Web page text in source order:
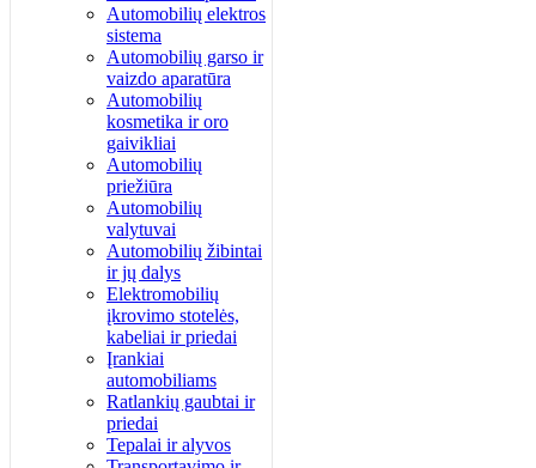
Automobilių elektros
sistema
Automobilių garso ir
vaizdo aparatūra
Automobilių
kosmetika ir oro
gaivikliai
Automobilių
priežiūra
Automobilių
valytuvai
Automobilių žibintai
ir jų dalys
Elektromobilių
įkrovimo stotelės,
kabeliai ir priedai
Įrankiai
automobiliams
Ratlankių gaubtai ir
priedai
Tepalai ir alyvos